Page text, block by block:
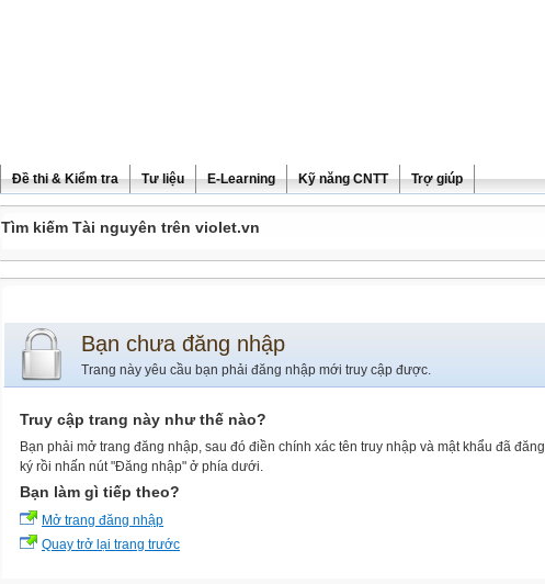
Đề thi & Kiểm tra Tư liệu E-Learning Kỹ năng CNTT Trợ giúp
Tìm kiếm Tài nguyên trên violet.vn
Bạn chưa đăng nhập
Trang này yêu cầu bạn phải đăng nhập mới truy cập được.
Truy cập trang này như thế nào?
Bạn phải mở trang đăng nhập, sau đó điền chính xác tên truy nhập và mật khẩu đã đăng
ký rồi nhấn nút "Đăng nhập" ở phía dưới.
Bạn làm gì tiếp theo?
Mở trang đăng nhập
Quay trở lại trang trước